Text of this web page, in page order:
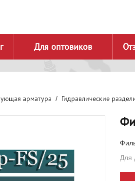
Для оптовиков
арматура Гидравлические
Для